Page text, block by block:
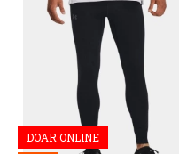
DOAR ONLINE